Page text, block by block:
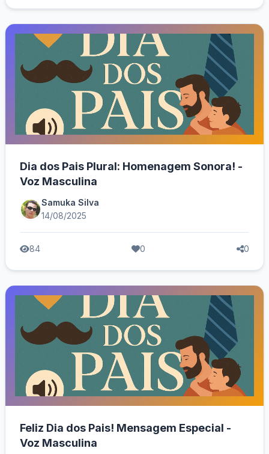
Dia dos Pais Plural: Homenagem Sonora! -
Voz Masculina
Samuka Silva
14/08/2025
84 0 0
Feliz Dia dos Pais! Mensagem Especial -
Voz Masculina